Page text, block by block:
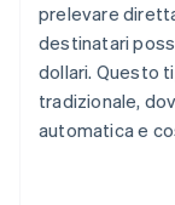
prelevare
destinatari
dollari. Questo
tradizionale,
automatica e